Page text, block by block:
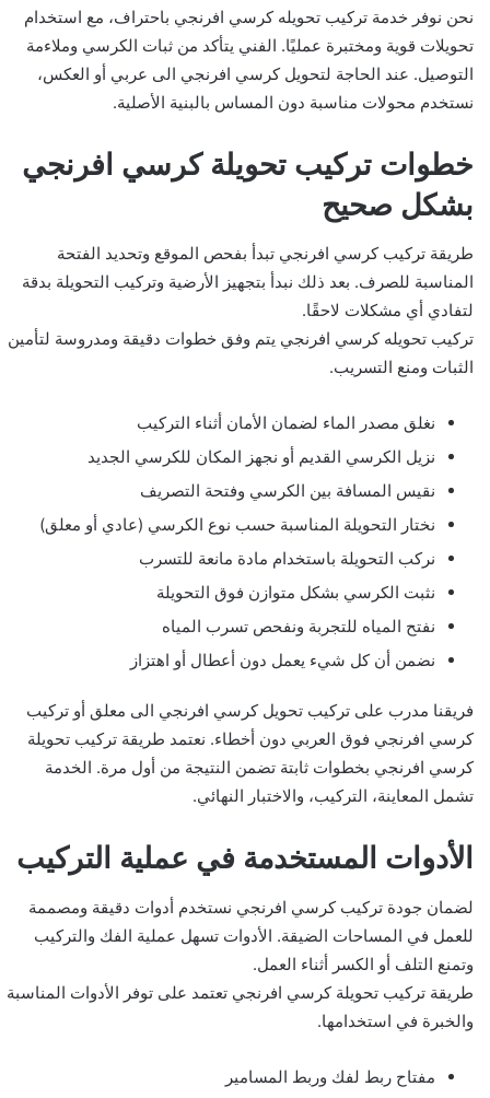
نحن نوفر خدمة تركيب تحويله كرسي افرنجي باحتراف، مع استخدام
تحويلات قوية ومختبرة عمليًا. الفني يتأكد من ثبات الكرسي وملاءمة
التوصيل. عند الحاجة لتحويل كرسي افرنجي الى عربي أو العكس،
نستخدم محولات مناسبة دون المساس بالبنية الأصلية.
خطوات تركيب تحويلة كرسي افرنجي
بشكل صحيح
طريقة تركيب كرسي افرنجي تبدأ بفحص الموقع وتحديد الفتحة
المناسبة للصرف. بعد ذلك نبدأ بتجهيز الأرضية وتركيب التحويلة بدقة
لتفادي أي مشكلات لاحقًا.
تركيب تحويله كرسي افرنجي يتم وفق خطوات دقيقة ومدروسة لتأمين
الثبات ومنع التسريب.
نغلق مصدر الماء لضمان الأمان أثناء التركيب
نزيل الكرسي القديم أو نجهز المكان للكرسي الجديد
نقيس المسافة بين الكرسي وفتحة التصريف
نختار التحويلة المناسبة حسب نوع الكرسي (عادي أو معلق)
نركب التحويلة باستخدام مادة مانعة للتسرب
نثبت الكرسي بشكل متوازن فوق التحويلة
نفتح المياه للتجربة ونفحص تسرب المياه
نضمن أن كل شيء يعمل دون أعطال أو اهتزاز
فريقنا مدرب على تركيب تحويل كرسي افرنجي الى معلق أو تركيب
كرسي افرنجي فوق العربي دون أخطاء. نعتمد طريقة تركيب تحويلة
كرسي افرنجي بخطوات ثابتة تضمن النتيجة من أول مرة. الخدمة
تشمل المعاينة، التركيب، والاختبار النهائي.
الأدوات المستخدمة في عملية التركيب
لضمان جودة تركيب كرسي افرنجي نستخدم أدوات دقيقة ومصممة
للعمل في المساحات الضيقة. الأدوات تسهل عملية الفك والتركيب
وتمنع التلف أو الكسر أثناء العمل.
طريقة تركيب تحويلة كرسي افرنجي تعتمد على توفر الأدوات المناسبة
والخبرة في استخدامها.
مفتاح ربط لفك وربط المسامير